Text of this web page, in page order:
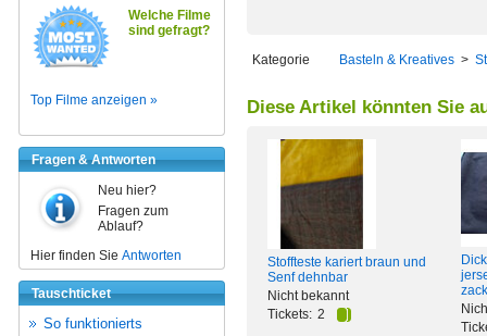
Welche Filme
sind gefragt?
Top Filme anzeigen »
Fragen & Antworten
Neu hier?
Fragen zum
Ablauf?
Hier finden Sie Antworten
Tauschticket
So funktionierts
Kategorie Basteln & Kreatives >
Diese Artikel könnten Sie
Stoffteste kariert braun und
Senf dehnbar
Nicht bekannt
Tickets: 2